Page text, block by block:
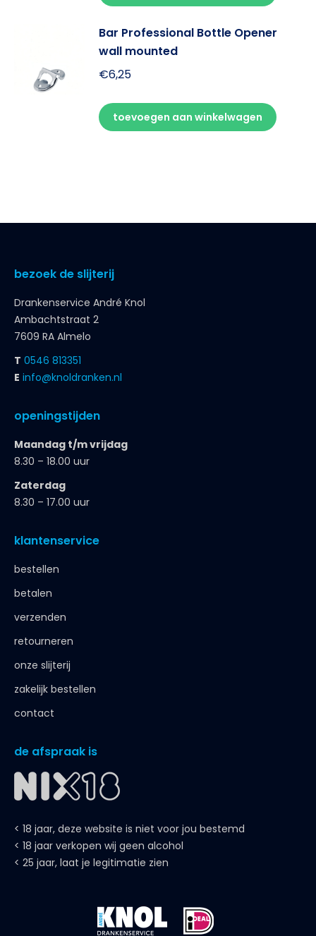
Bar Professional Bottle Opener
wall mounted
€6,25
toevoegen aan winkelwagen
bezoek de slijterij
Drankenservice André Knol
Ambachtstraat 2
7609 RA Almelo
T 0546 813351
E info@knoldranken.nl
openingstijden
Maandag t/m vrijdag
8.30 – 18.00 uur
Zaterdag
8.30 – 17.00 uur
klantenservice
bestellen
betalen
verzenden
retourneren
onze slijterij
zakelijk bestellen
contact
de afspraak is
< 18 jaar, deze website is niet voor jou bestemd
< 18 jaar verkopen wij geen alcohol
< 25 jaar, laat je legitimatie zien